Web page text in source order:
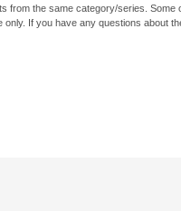
from the same category/series.
If you have any questions about